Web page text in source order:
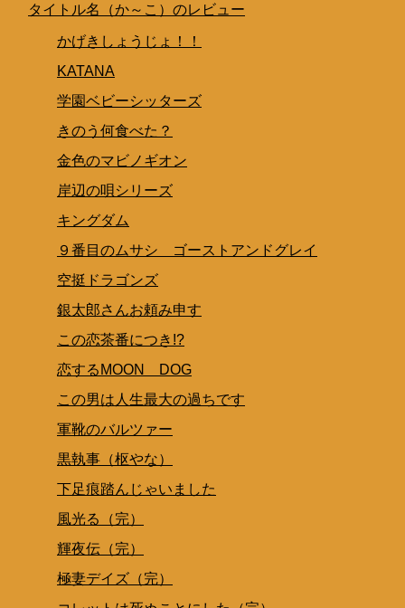
タイトル名（か～こ）のレビュー
かげきしょうじょ！！
KATANA
学園ベビーシッターズ
きのう何食べた？
金色のマビノギオン
岸辺の唄シリーズ
キングダム
９番目のムサシ ゴーストアンドグレイ
空挺ドラゴンズ
銀太郎さんお頼み申す
この恋茶番につき!?
恋するMOON DOG
この男は人生最大の過ちです
軍靴のバルツァー
黒執事（枢やな）
下足痕踏んじゃいました
風光る（完）
輝夜伝（完）
極妻デイズ（完）